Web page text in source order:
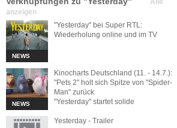
Alle
anzeigen
NEWS
"Yesterday" bei Super RTL:
Wiederholung online und im TV
NEWS
Kinocharts Deutschland (11. - 14.7.):
"Pets 2" holt sich Spitze von "Spider-
Man" zurück
"Yesterday" startet solide
Yesterday - Trailer